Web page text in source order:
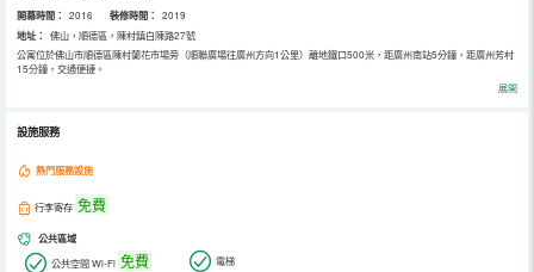
開幕時間： 2016 裝修時間： 2019
地址：
佛山，順德區，陳村鎮白陳路27號
公寓位於佛山市順德區陳村蘭花市場旁（順聯廣場往廣州方向1公里）離地鐵口500米，距廣州南站5分鐘，距廣州芳村
15分鐘，交通便捷。
100間公寓客房按星級飯店配置。我們秉承“以客為尊、誠心為本”的經營理念。專注細節，傾心為您營造一個私密、展開
設施服務
熱門服務設施
行李寄存 免費
公共區域
公共空間 Wi-Fi 免費 電梯